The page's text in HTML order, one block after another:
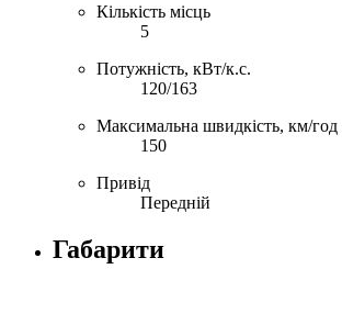
Кількість місць
5
Потужність, кВт/к.с.
120/163
Максимальна швидкість, км/год
150
Привід
Передній
Габарити